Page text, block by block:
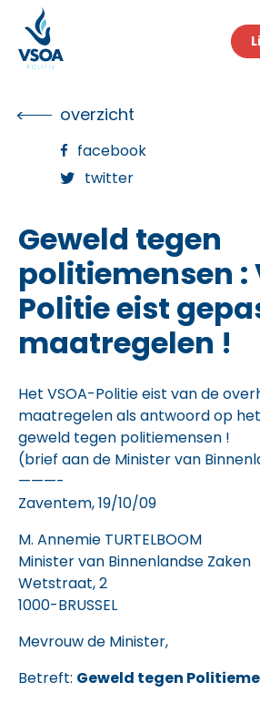
the
content
overzicht
facebook
twitter
Geweld tegen
politiemensen :
Politie eist
maatregelen !
Het VSOA-Politie eist van de
maatregelen als antwoord op
geweld tegen politiemensen !
(brief aan de Minister van
———-
Zaventem, 19/10/09
M. Annemie TURTELBOOM
Minister van Binnenlandse Zaken
Wetstraat, 2
1000-BRUSSEL
Mevrouw de Minister,
Betreft: Geweld tegen